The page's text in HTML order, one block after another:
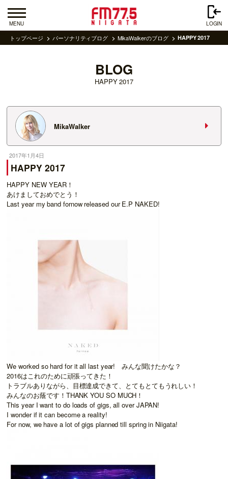
MENU LOGIN
トップページ パーソナリティブログ MikaWalkerのブログ HAPPY 2017
BLOG
HAPPY 2017
MikaWalker
2017年1月4日
HAPPY 2017
HAPPY NEW YEAR！
あけましておめでとう！
Last year my band fornow released our E.P NAKED!
We worked so hard for it all last year! みんな聞けたかな？
2016はこれのために頑張ってきた！
トラブルありながら、目標達成できて、とてもとてもうれしい！
みんなのお蔭です！THANK YOU SO MUCH！
This year I want to do loads of gigs, all over JAPAN!
I wonder if it can become a reality!
For now, we have a lot of gigs planned till spring in Niigata!